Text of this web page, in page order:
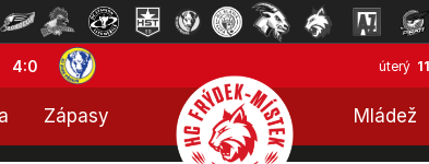
4:0 úterý
Zápasy Mládež